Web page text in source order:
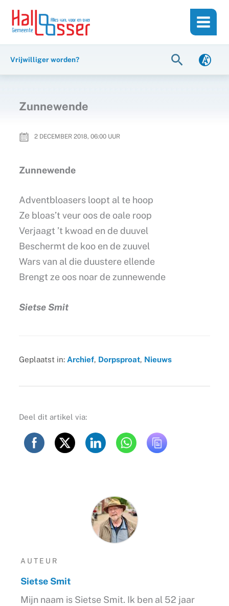
inhoud
naar
Vrijwilliger worden? Zoeken
Zunnewende
2 DECEMBER 2018, 06:00UUR
Zunnewende
Adventbloasers loopt al te hoop
Ze bloas’t veur oos de oale roop
Verjaagt ’t kwoad en de duuvel
Beschermt de koo en de zuuvel
Wars van al die duustere ellende
Brengt ze oos noar de zunnewende
Sietse Smit
Geplaatst in: Archief, Dorpsproat, Nieuws
Deel dit artikel via:
AUTEUR
Sietse Smit
Mijn naam is Sietse Smit. Ik ben al 52 jaar